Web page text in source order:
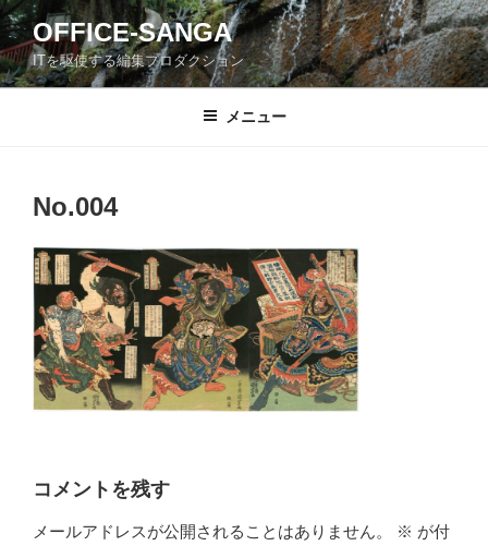
コ
ン
テ
ン
OFFICE-SANGA
ITを駆使する編集プロダクション
メニュー
No.004
コメントを残す
メールアドレスが公開されることはありません。 ※ が付